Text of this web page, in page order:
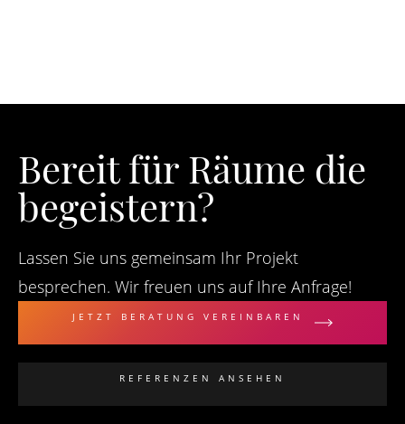
Bereit für Räume die
begeistern?
Lassen Sie uns gemeinsam Ihr Projekt
besprechen. Wir freuen uns auf Ihre Anfrage!
JETZT BERATUNG VEREINBAREN
REFERENZEN ANSEHEN